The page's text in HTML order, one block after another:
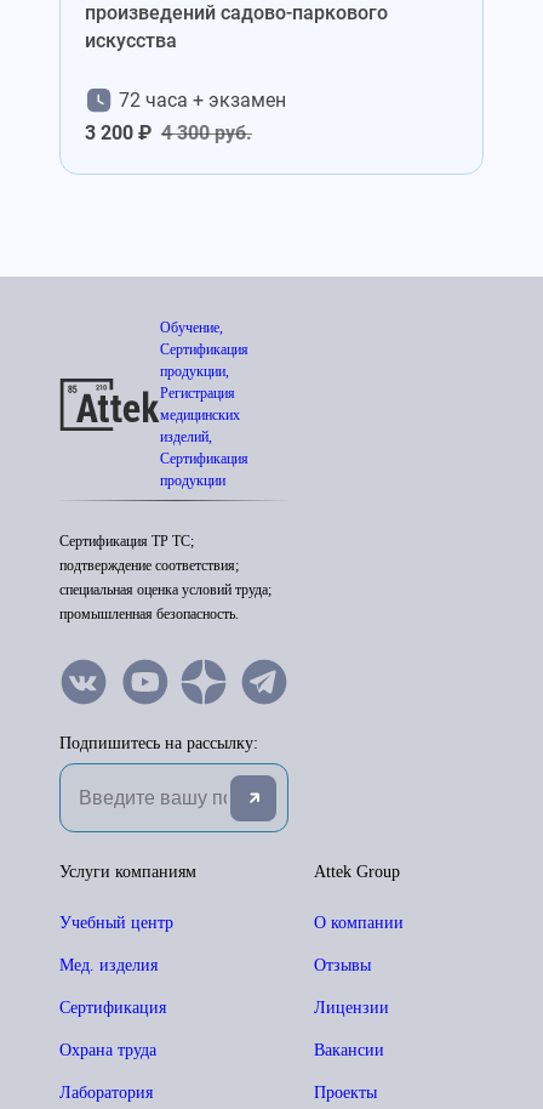
произведений садово-паркового
искусства
72 часа + экзамен
3 200 ₽ 4 300 руб.
Обучение,
Сертификация
продукции,
Регистрация
медицинских
изделий,
Сертификация
продукции
Сертификация ТР ТС;
подтверждение соответствия;
специальная оценка условий труда;
промышленная безопасность.
Подпишитесь на рассылку:
Attek Group
О компании
Отзывы
Лицензии
Вакансии
Проекты
Услуги компаниям
Учебный центр
Мед. изделия
Сертификация
Охрана труда
Лаборатория